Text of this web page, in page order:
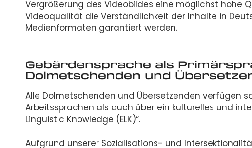
Vergrößerung des Videobildes eine möglichst hohe
Videoqualität die Verständlichkeit der Inhalte in
Medienformaten garantiert werden.
Gebärdensprache als
Dolmetschenden und
Alle Dolmetschenden und Übersetzenden verfügen
Arbeitssprachen als auch über ein kulturelles und
Linguistic Knowledge (ELK)“.
Aufgrund unserer Sozialisations- und